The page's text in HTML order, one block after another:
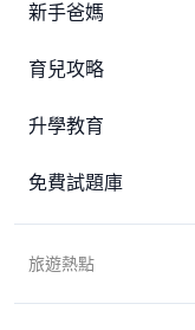
新手爸媽
育兒攻略
升學教育
免費試題庫
旅遊熱點